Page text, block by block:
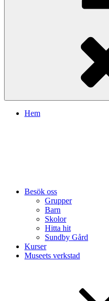
Hem
Besök oss
Grupper
Barn
Skolor
Hitta hit
Sundby Gård
Kurser
Museets verkstad